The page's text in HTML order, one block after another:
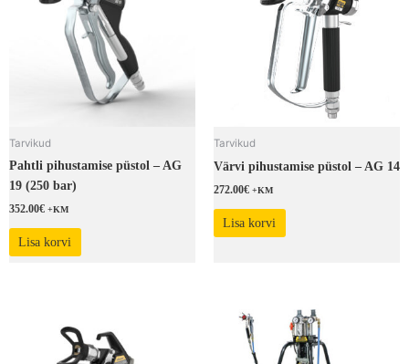
Tarvikud
Pahtli pihustamise püstol – AG
19 (250 bar)
352.00€ +KM
Lisa korvi
Tarvikud
Värvi pihustamise püstol – AG 14
272.00€ +KM
Lisa korvi